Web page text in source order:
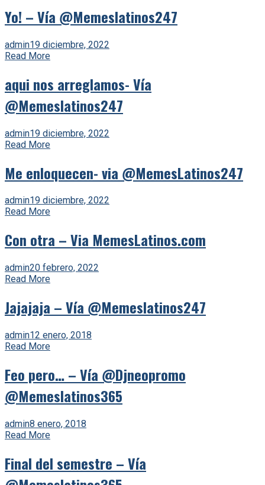
Yo! – Vía @Memeslatinos247
admin19 diciembre, 2022
Read More
aqui nos arreglamos- Vía
@Memeslatinos247
admin19 diciembre, 2022
Read More
Me enloquecen- via @MemesLatinos247
admin19 diciembre, 2022
Read More
Con otra – Via MemesLatinos.com
admin20 febrero, 2022
Read More
Jajajaja – Vía @Memeslatinos247
admin12 enero, 2018
Read More
Feo pero… – Vía @Djneopromo
@Memeslatinos365
admin8 enero, 2018
Read More
Final del semestre – Vía